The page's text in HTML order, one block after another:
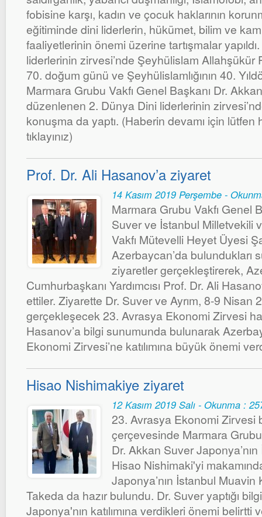
fobisine karşı, kadın ve çocuk haklarının
eğitiminde dini liderlerin, hükümet, bilim ve
faaliyetlerinin önemi üzerine tartışmalar
liderlerinin zirvesi’nde Şeyhülislam Allahşükür
70. doğum günü ve Şeyhülislamlığının 40.
Marmara Grubu Vakfı Genel Başkanı Dr.
düzenlenen 2. Dünya Dini liderlerinin
konuşma da yaptı. (Haberin devamı için lütfen
tıklayınız)
Prof. Dr. Ali Hasanov’a ziyaret
14 Kasım 2019 Perşembe -
Marmara Grubu Vakfı Genel
Suver ve İstanbul Milletvekili
Vakfı Mütevelli Heyet Üyesi
Azerbaycan’da bulundukları
ziyaretler gerçekleştirerek,
Cumhurbaşkanı Yardımcısı Prof. Dr. Ali
ettiler. Ziyarette Dr. Suver ve Ayrım, 8-9 Nisan
gerçekleşecek 23. Avrasya Ekonomi Zirvesi
Hasanov’a bilgi sunumunda bulunarak
Ekonomi Zirvesi’ne katılımına büyük önemi
Hisao Nishimakiye ziyaret
12 Kasım 2019 Salı - Okunma :
23. Avrasya Ekonomi Zirvesi
çerçevesinde Marmara
Dr. Akkan Suver
Hisao Nishimaki'yi
Japonya’nın İstanbul
Takeda da hazır bulundu. Dr. Suver yaptığı
Japonya'nın katılımına verdikleri önemi